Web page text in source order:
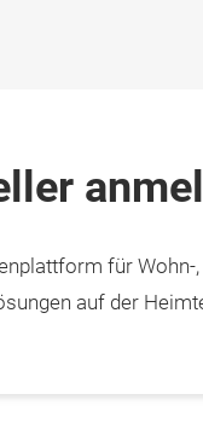
für
auf der